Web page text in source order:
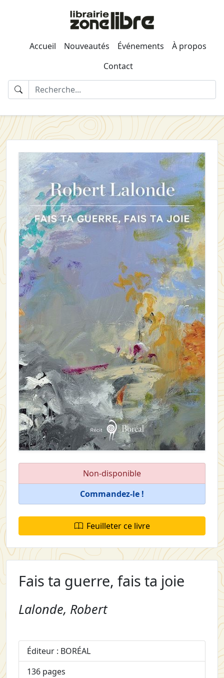
Accueil Nouveautés Événements
À propos
Contact
Non-disponible
Commandez-le !
Feuilleter ce livre
Fais ta guerre, fais ta joie
Lalonde, Robert
Éditeur : BORÉAL
136 pages